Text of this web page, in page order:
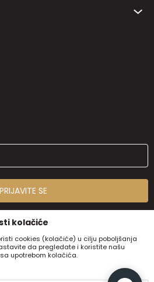
PRIJAVITE SE
kolačiće
cookies (kolačiće) u cilju poboljšanja
da pregledate i koristite našu
upotrebom kolačića.